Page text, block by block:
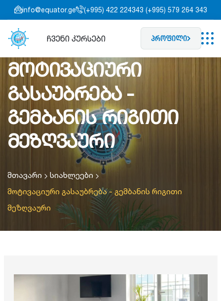
info@equator.ge (+995) 422 224343 (+995) 579 264 343
ჩვენი კურსები პროფილი
მოტივაციური
გასაუბრება -
გემბანის რიგითი
მეზღვაური
მთავარი
სიახლეები
მოტივაციური გასაუბრება - გემბანის რიგითი
მეზღვაური